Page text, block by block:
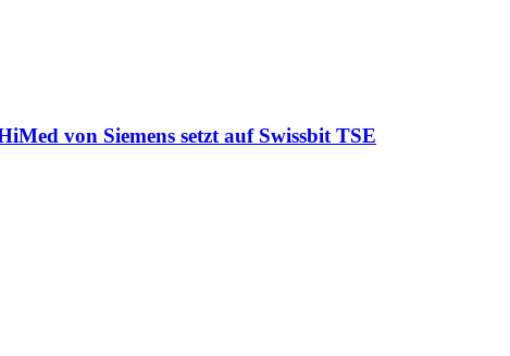
von Siemens setzt auf Swissbit TSE